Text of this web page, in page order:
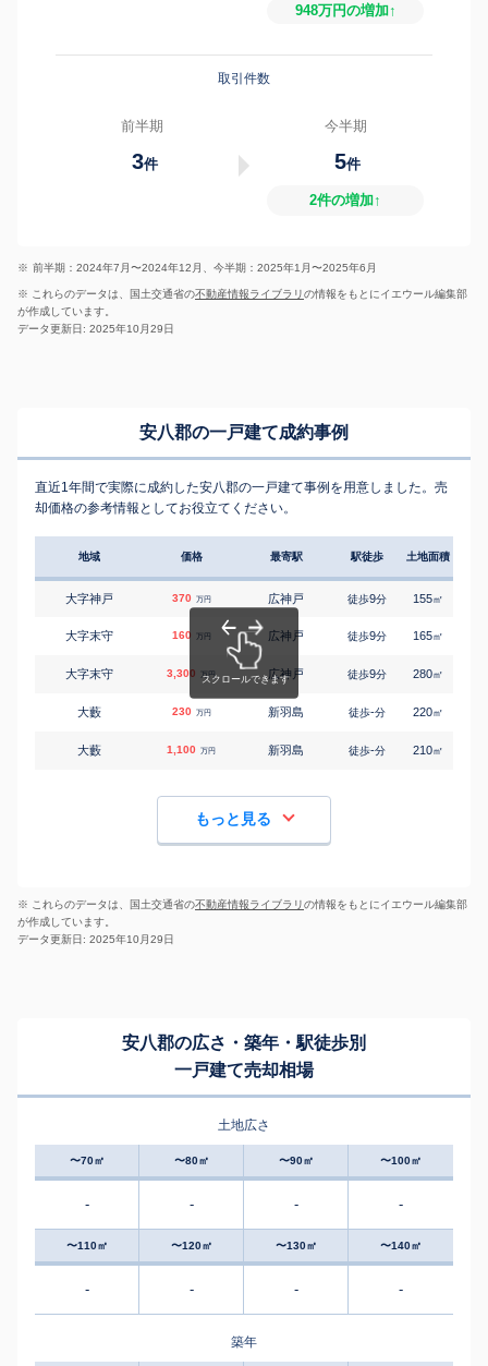
948万円の増加↑
取引件数
前半期
3件
今半期
5件
2件の増加↑
※ 前半期：2024年7月〜2024年12月、今半期：2025年1月〜2025年6月
※ これらのデータは、国土交通省の不動産情報ライブラリの情報をもとにイエウール編集部
が作成しています。
データ更新日: 2025年10月29日
安八郡の一戸建て成約事例
直近1年間で実際に成約した安八郡の一戸建て事例を用意しました。売
却価格の参考情報としてお役立てください。
地域 価格 最寄駅 駅徒歩 土地面積
大字神戸 370 万円 広神戸 徒歩9分 155㎡
大字末守 160 万円 広神戸 徒歩9分 165㎡
大字末守 3,300 万円 広神戸 徒歩9分 280㎡
大藪 230 万円 新羽島 徒歩-分 220㎡
大藪 1,100 万円 新羽島 徒歩-分 210㎡
もっと見る
※ これらのデータは、国土交通省の不動産情報ライブラリの情報をもとにイエウール編集部
が作成しています。
データ更新日: 2025年10月29日
安八郡の広さ・築年・駅徒歩別
一戸建て売却相場
土地広さ
〜70㎡ 〜80㎡ 〜90㎡ 〜100㎡
- - - -
〜110㎡ 〜120㎡ 〜130㎡ 〜140㎡
- - - -
築年